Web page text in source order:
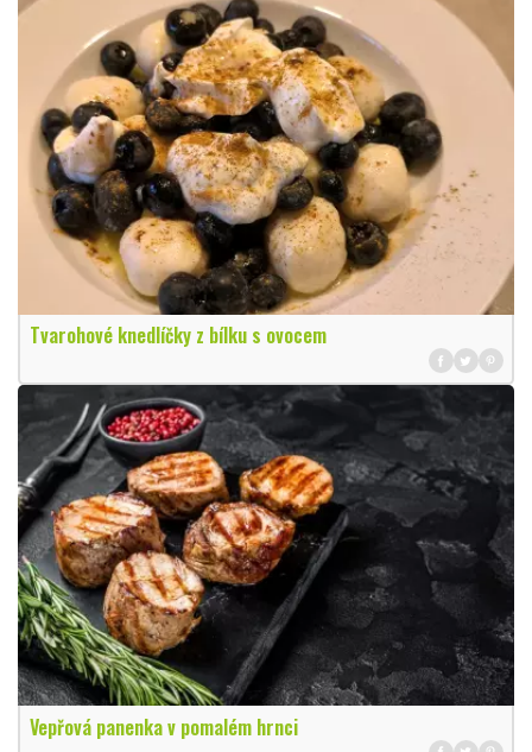
Tvarohové knedlíčky z bílku s ovocem
Vepřová panenka v pomalém hrnci